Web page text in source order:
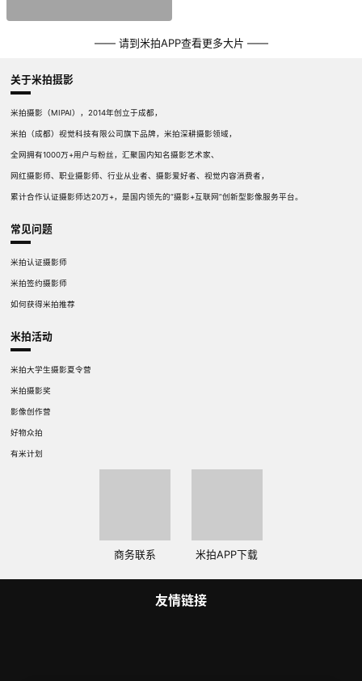
—— 请到米拍APP查看更多大片 ——
关于米拍摄影
米拍摄影（MIPAI），2014年创立于成都，
米拍（成都）视觉科技有限公司旗下品牌，米拍深耕摄影领域，
全网拥有1000万+用户与粉丝，汇聚国内知名摄影艺术家、
网红摄影师、职业摄影师、行业从业者、摄影爱好者、视觉内容消费者，
累计合作认证摄影师达20万+，是国内领先的“摄影+互联网”创新型影像服务平台。
常见问题
米拍认证摄影师
米拍签约摄影师
如何获得米拍推荐
米拍活动
米拍大学生摄影夏令营
米拍摄影奖
影像创作营
好物众拍
有米计划
商务联系 米拍APP下载
友情链接